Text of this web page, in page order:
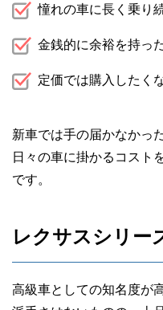
憧れの車に長く乗り
金銭的に余裕を持っ
定価では購入したく
新車では手の届かなかっ
日々の車に掛かるコスト
です。
レクサスシリー
高級車としての知名度が